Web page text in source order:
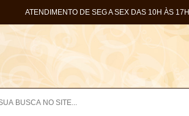
ATENDIMENTO DE SEG A SEX DAS 10H ÀS 17H